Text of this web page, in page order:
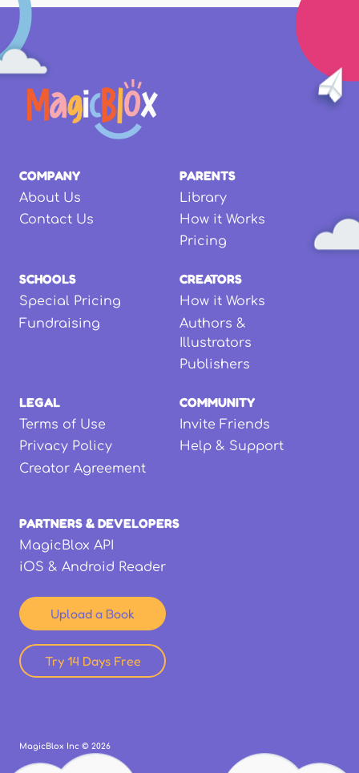
COMPANY
About Us
Contact Us
PARENTS
Library
How it Works
Pricing
SCHOOLS
Special Pricing
Fundraising
CREATORS
How it Works
Authors &
Illustrators
Publishers
LEGAL
Terms of Use
Privacy Policy
Creator Agreement
COMMUNITY
Invite Friends
Help & Support
PARTNERS & DEVELOPERS
MagicBlox API
iOS & Android Reader
Upload a Book
Try 14 Days Free
MagicBlox Inc © 2026